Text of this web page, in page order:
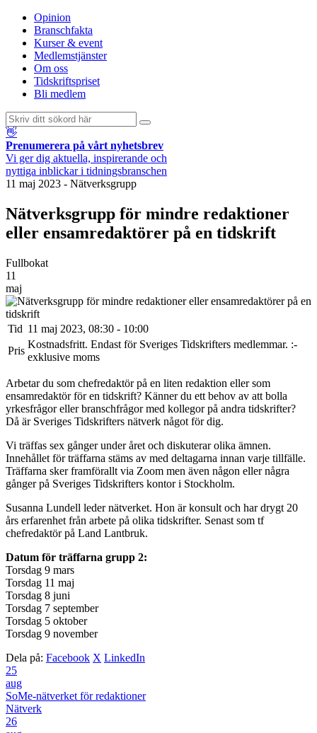
Opinion
Branschfakta
Kurser & event
Medlemstjänster
Om oss
Tidskriftspriset
Bli medlem
👋
Prenumerera på vårt nyhetsbrev
Vi ger dig aktuella, inspirerande och
nyttiga inblickar i tidningsbranschen
11 maj 2023 - Nätverksgrupp
Nätverksgrupp för mindre redaktioner
eller ensamredaktörer på en tidskrift
Fullbokat
11
maj
Tid 11 maj 2023, 08:30 - 10:00
Pris
Kostnadsfritt. Endast för Sveriges Tidskrifters medlemmar. :-
exklusive moms
Arbetar du som chefredaktör på en liten redaktion eller som
ensamredaktör för en tidskrift? Känner du ett behov av att bolla
yrkesfrågor eller branschfrågor med kollegor på andra tidskrifter?
Då är Sveriges Tidskrifters nätverk något för dig.
Vi träffas sex gånger under året och diskuterar olika ämnen.
Innehållet för träffarna stäms av med deltagarna innan varje tillfälle.
Träffarna sker framförallt via Zoom men även någon eller några
gånger på Sveriges Tidskrifters kontor i Stockholm.
Susanna Lundell leder nätverket. Hon är ​konsult och har drygt 20
års erfarenhet från arbete på olika tidskrifter. Senast som tf
chefredaktör på Land Lantbruk.
Datum för träffarna grupp 2:
Torsdag 9 mars
Torsdag 11 maj
Torsdag 8 juni
Torsdag 7 september
Torsdag 5 oktober
Torsdag 9 november
Dela på: Facebook X LinkedIn
25
aug
SoMe-nätverket för redaktioner
Nätverk
26